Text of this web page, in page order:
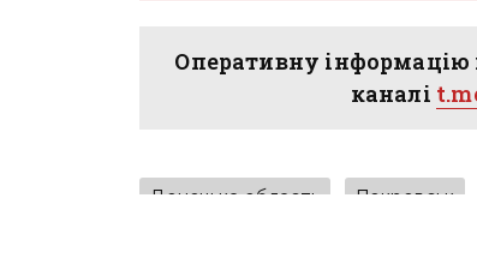
Оперативну інформацію
каналі
Донецька область Покровськ